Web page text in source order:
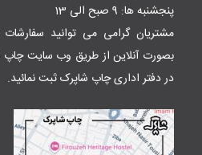
پنجشنبه ها: 9 صبح الی 13
مشتریان گرامی می توانید
بصورت آنلاین از طریق وب سایتچاپ
در دفتر اداری چاپ شاپرک ثبت نمائید.